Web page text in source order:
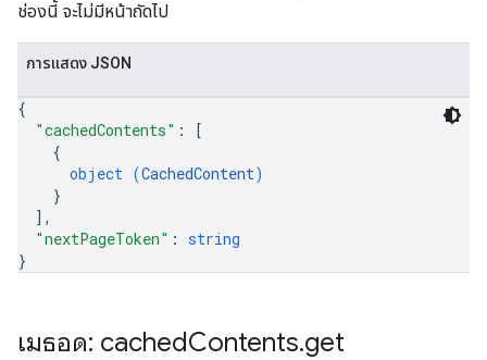
ช่องนี้ จะไม่มีหน้าถัดไป
การแสดง JSON
{
"cachedContents" :
[
{
object (CachedContent)
}
] ,
"nextPageToken" : string
}
เมธอด: cachedContents.get